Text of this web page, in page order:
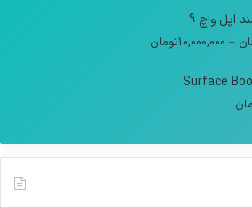
اپل واچ 9
–
10,000,000تومان